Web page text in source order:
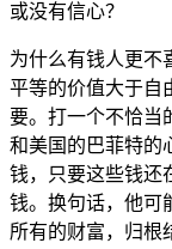
或没有信心？
为什么有钱人更不
平等的价值大于自
要。打一个不恰当
和美国的巴菲特的
钱，只要这些钱还
钱。换句话，他可
所有的财富，归根